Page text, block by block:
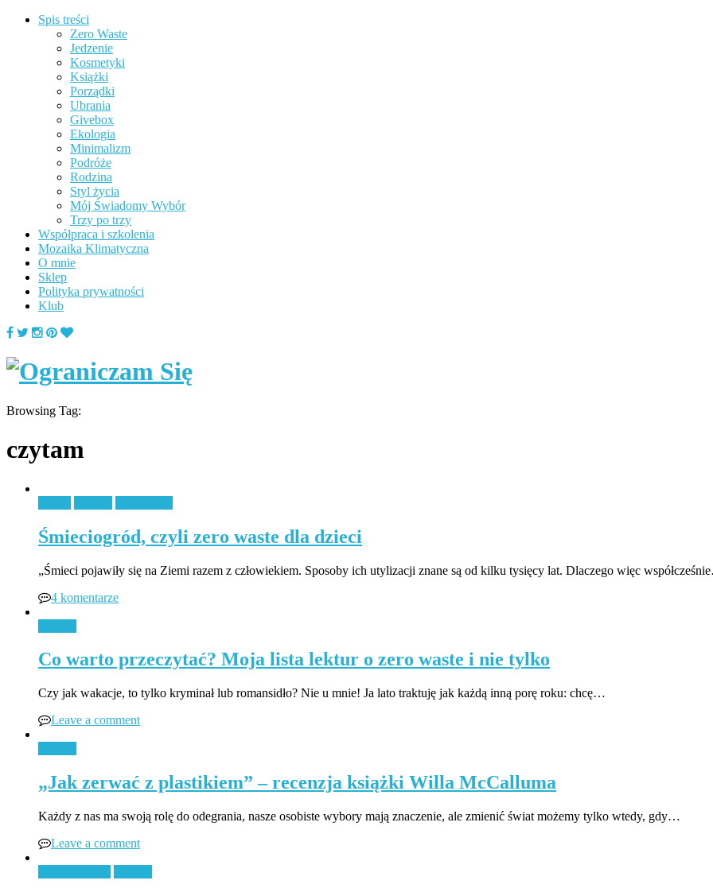
Spis treści
Zero Waste
Jedzenie
Kosmetyki
Książki
Porządki
Ubrania
Givebox
Ekologia
Minimalizm
Podróże
Rodzina
Styl życia
Mój Świadomy Wybór
Trzy po trzy
Współpraca i szkolenia
Mozaika Klimatyczna
O mnie
Sklep
Polityka prywatności
Klub
Browsing Tag:
czytam
Śmieciogród, czyli zero waste dla dzieci
„Śmieci pojawiły się na Ziemi razem z człowiekiem. Sposoby ich utylizacji znane są od kilku tysięcy lat. Dlaczego więc
4 komentarze
Co warto przeczytać? Moja lista lektur o zero waste i nie tylko
Czy jak wakacje, to tylko kryminał lub romansidło? Nie u mnie! Ja lato traktuję jak każdą inną porę roku: chcę…
Leave a comment
„Jak zerwać z plastikiem” – recenzja książki Willa McCalluma
Każdy z nas ma swoją rolę do odegrania, nasze osobiste wybory mają znaczenie, ale zmienić świat możemy tylko wtedy, gdy…
Leave a comment